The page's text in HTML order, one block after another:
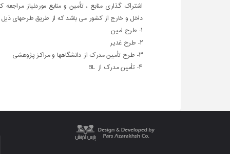
اشتراک گذاری منابع ، تأمین و منابع موردنیاز
داخل و خارج از کشور می باشد که از طریق طرحهای ذیل
۱- طرح امین
۲- طرح غدیر
۳- طرح تأمین مدرک از دانشگاهها و مراکز پژوهشی
۴- تأمین مدرک از BL